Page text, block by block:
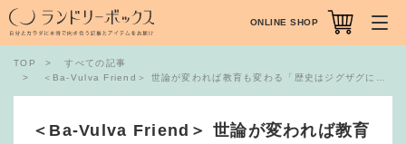
TOP
すべての記事
＜Ba-Vulva Friend＞ 世論が変われば教育も変わる「歴史はジグザグに進む」性教育の専門家・水野哲夫さん【前編】
＜Ba-Vulva Friend＞ 世論が変われば教育
ONLINE SHOP